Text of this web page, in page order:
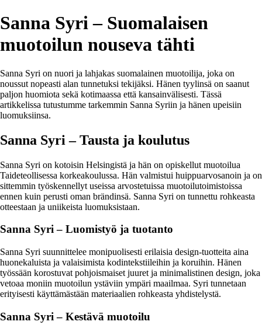
Sanna Syri – Suomalaisen
muotoilun nouseva tähti
Sanna Syri on nuori ja lahjakas suomalainen muotoilija, joka on
noussut nopeasti alan tunnetuksi tekijäksi. Hänen tyylinsä on saanut
paljon huomiota sekä kotimaassa että kansainvälisesti. Tässä
artikkelissa tutustumme tarkemmin Sanna Syriin ja hänen upeisiin
luomuksiinsa.
Sanna Syri – Tausta ja koulutus
Sanna Syri on kotoisin Helsingistä ja hän on opiskellut muotoilua
Taideteollisessa korkeakoulussa. Hän valmistui huippuarvosanoin ja on
sittemmin työskennellyt useissa arvostetuissa muotoilutoimistoissa
ennen kuin perusti oman brändinsä. Sanna Syri on tunnettu rohkeasta
otteestaan ja uniikeista luomuksistaan.
Sanna Syri – Luomistyö ja tuotanto
Sanna Syri suunnittelee monipuolisesti erilaisia design-tuotteita aina
huonekaluista ja valaisimista kodintekstiileihin ja koruihin. Hänen
työssään korostuvat pohjoismaiset juuret ja minimalistinen design, joka
vetoaa moniin muotoilun ystäviin ympäri maailmaa. Syri tunnetaan
erityisesti käyttämästään materiaalien rohkeasta yhdistelystä.
Sanna Syri – Kestävä muotoilu